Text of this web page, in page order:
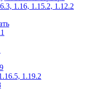
1.16, 1.15.2, 1.12.2
1.19.2